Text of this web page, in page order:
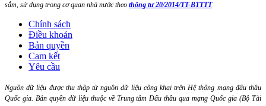
sắm, sử dụng trong cơ quan nhà nước theo thông tư 20/2014/TT-BTTTT
Chính sách
Điều khoản
Bản quyền
Cam kết
Yêu cầu
Nguồn dữ liệu được thu thập từ nguồn dữ liệu công khai trên Hệ thống mạng đấu thầu
Quốc gia. Bản quyền dữ liệu thuộc về Trung tâm Đấu thầu qua mạng Quốc gia (Bộ Tài